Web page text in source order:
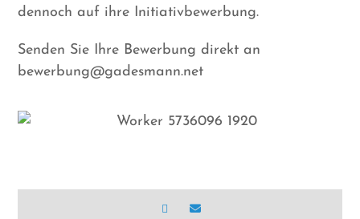
dennoch auf ihre Initiativbewerbung.
Senden Sie Ihre Bewerbung direkt an
bewerbung@gadesmann.net